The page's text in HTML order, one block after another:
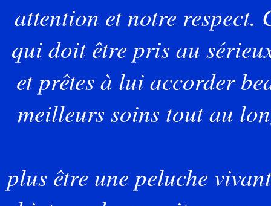
attention et notre respect.
qui doit être pris au
etprêtes à lui accorder
meilleurs soins tout au
plus être une peluche